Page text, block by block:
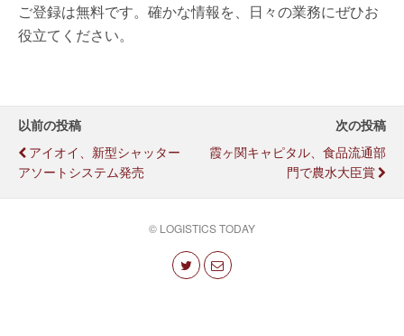
ご登録は無料です。確かな情報を、日々の業務にぜひお
役立てください。
以前の投稿
アイオイ、新型シャッター
アソートシステム発売
次の投稿
霞ヶ関キャピタル、食品流通部
門で農水大臣賞
© LOGISTICS TODAY